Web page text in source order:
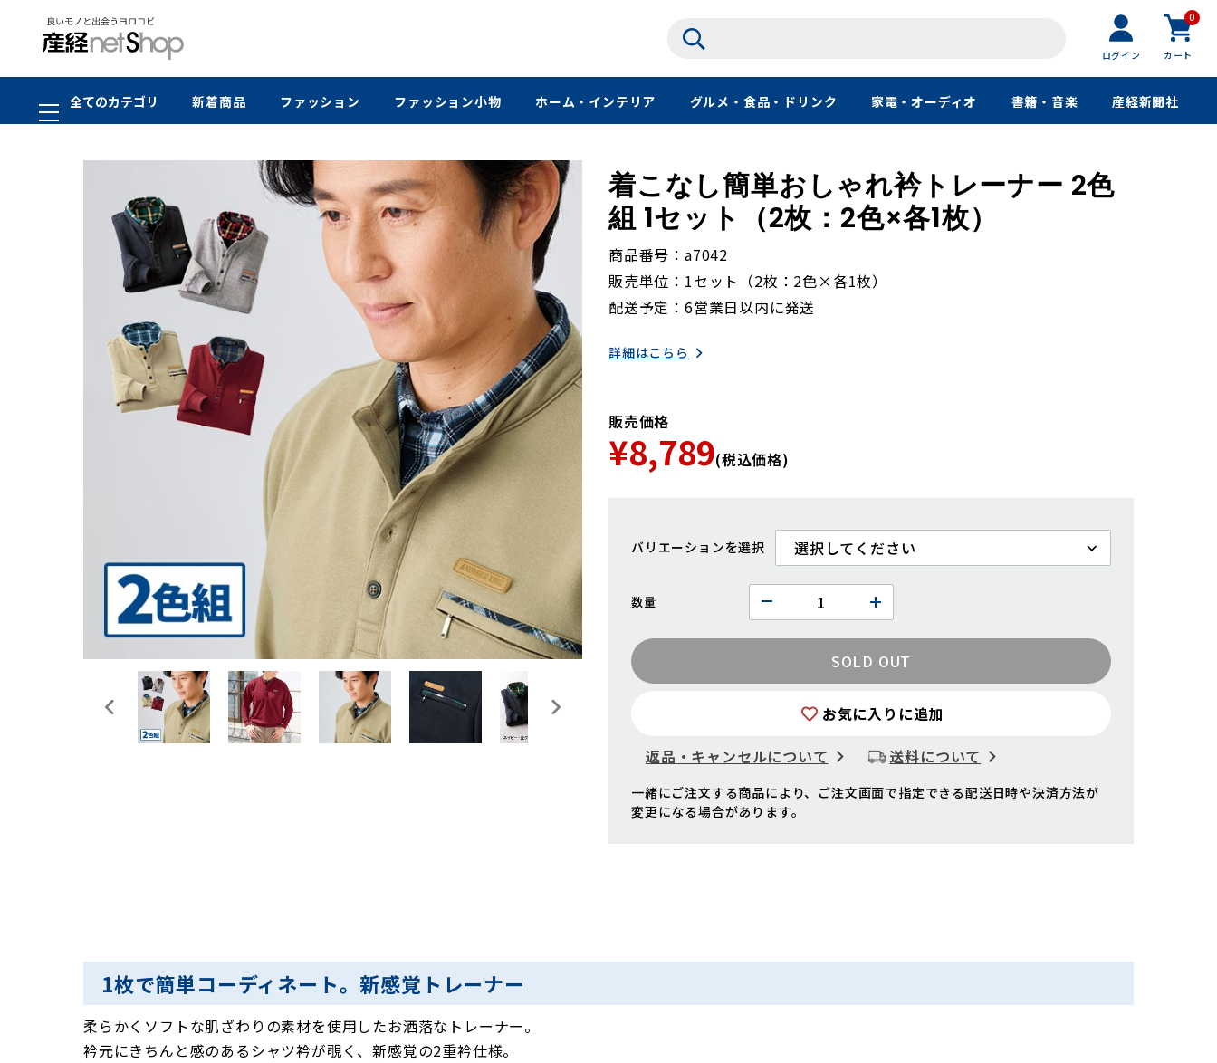
ログイン
0
カート
全てのカテゴリ 新着商品 ファッション ファッション小物 ホーム・インテリア グルメ・食品・ドリンク 家電・オーディオ 書籍・音楽 産経新聞社
着こなし簡単おしゃれ衿トレーナー 2色
組 1セット（2枚：2色×各1枚）
商品番号
a7042
販売単位
1セット（2枚：2色×各1枚）
配送予定
6営業日以内に発送
詳細はこちら
販売価格
¥8,789(税込価格)
バリエーション
数量
SOLD OUT
お気に入りに追加
返品・キャンセルについて
送料について
一緒にご注文する商品により、ご注文画面で指定できる配送日時や決済方法が
変更になる場合があります。
1枚で簡単コーディネート。新感覚トレーナー
柔らかくソフトな肌ざわりの素材を使用したお洒落なトレーナー。
衿元にきちんと感のあるシャツ衿が覗く、新感覚の2重衿仕様。